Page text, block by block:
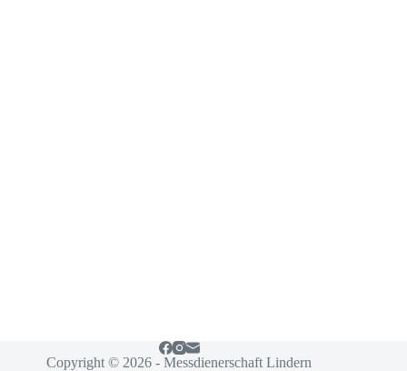
Copyright © 2026 - Messdienerschaft Lindern